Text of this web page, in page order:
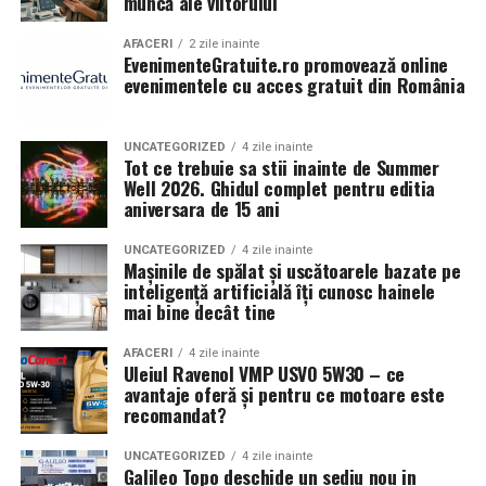
reducerea evaporării;
lubrifiere constantă;
protecție împotriva oxidării;
Aceste caracteristici sunt deosebit de importante
pentru motoarele moderne cu turbocompresor.
Ce înseamnă 5W30?
5W30 reprezintă vâscozitatea uleiului.
Prima valoare indică comportamentul la temperaturi
scăzute.
Avantaje:
circulație rapidă în motor;
Sustenabilitate și protecția mediului
Într-o lume în care protejarea mediului este mai
importantă ca niciodată, a închiria toalete de tip
amprentei de carbon a unui eveniment. Variantele
ecologice de toalete sunt concepute pentru a economisi
resurse naturale, în special apa. În loc să folosească sute
de litri de apă pentru fiecare utilizare, așa cum se
întâmplă în cazul toaletelor tradiționale, aceste toalete
utilizează sisteme care nu necesită apa sau folosesc doar
cantități minime de apă.
De asemenea, tipurile ecologice de toalete sunt echipate
cu tehnologii de compostare care transformă deșeurile
în compost, un fertilizant natural. Acest proces
contribuie la reducerea cantității de deșeuri care ajung
în gropile de gunoi și ajută la regenerarea solului. Astfel,
AFACERI 2 zile inainte
EvenimenteGratuite.ro promovează online
evenimentele cu acces gratuit din România
UNCATEGORIZED 4 zile inainte
Tot ce trebuie sa stii inainte de Summer
Well 2026. Ghidul complet pentru editia
aniversara de 15 ani
UNCATEGORIZED 4 zile inainte
Mașinile de spălat și uscătoarele bazate pe
inteligență artificială îți cunosc hainele
mai bine decât tine
AFACERI 4 zile inainte
Uleiul Ravenol VMP USVO 5W30 – ce
avantaje oferă și pentru ce motoare este
recomandat?
UNCATEGORIZED 4 zile inainte
Galileo Topo deschide un sediu nou in